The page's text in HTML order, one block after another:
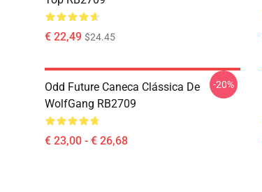
€ 22,49 $24.45
Odd Future Caneca Clássica De
WolfGang RB2709
€ 23,00 - € 26,68
-20%